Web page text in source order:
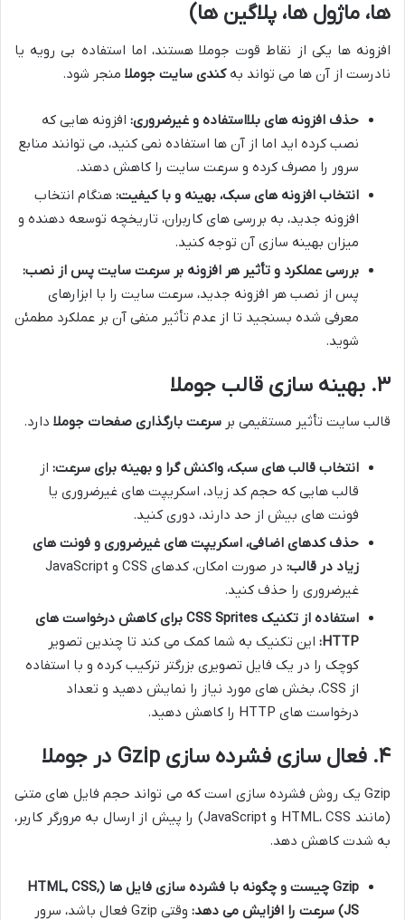
ها، ماژول ها، پلاگین ها)
افزونه ها یکی از نقاط قوت جوملا هستند، اما استفاده بی رویه یا
نادرست از آن ها می تواند بهکندی سایت جوملا منجر شود.
حذف افزونه های بلااستفاده و غیرضروری: افزونه هایی که
نصب کرده اید اما از آن ها استفاده نمی کنید، می توانند منابع
سرور را مصرف کرده و سرعت سایت را کاهش دهند.
انتخاب افزونه های سبک، بهینه و با کیفیت: هنگام انتخاب
افزونه جدید، به بررسی های کاربران، تاریخچه توسعه دهنده و
میزان بهینه سازی آن توجه کنید.
بررسی عملکرد و تأثیر هر افزونه بر سرعت سایت پس از نصب:
پس از نصب هر افزونه جدید، سرعت سایت را با ابزارهای
معرفی شده بسنجید تا از عدم تأثیر منفی آن بر عملکرد مطمئن
شوید.
۳. بهینه سازی قالب جوملا
قالب سایت تأثیر مستقیمی بر سرعت بارگذاری صفحات جوملا دارد.
انتخاب قالب های سبک، واکنش گرا و بهینه برای سرعت: از
قالب هایی که حجم کد زیاد، اسکریپت های غیرضروری یا
فونت های بیش از حد دارند، دوری کنید.
حذف کدهای اضافی، اسکریپت های غیرضروری و فونت های
زیاد در قالب:
در صورت امکان، کدهای CSS و JavaScript
غیرضروری را حذف کنید.
استفاده از تکنیک CSS Sprites برای کاهش درخواست های
HTTP: این تکنیک به شما کمک می کند تا چندین تصویر
کوچک را در یک فایل تصویری بزرگتر ترکیب کرده و با استفاده
از CSS، بخش های مورد نیاز را نمایش دهید و تعداد
درخواست های HTTP را کاهش دهید.
۴. فعال سازی فشرده سازی Gzip در جوملا
Gzip یک روش فشرده سازی است که می تواند حجم فایل های متنی
(مانند HTML، CSS و JavaScript) را پیش از ارسال به مرورگر کاربر،
به شدت کاهش دهد.
Gzip چیست و چگونه با فشرده سازی فایل ها (HTML, CSS,
JS) سرعت را افزایش می دهد:
وقتی Gzip فعال باشد، سرور